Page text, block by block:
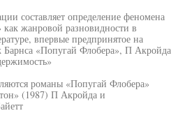
составляет определение феномена
как жанровой разновидности в
впервые предпринятое на
«Попугай Флобера», П Акройда
романы «Попугай Флобера»
(1987) П Акройда и